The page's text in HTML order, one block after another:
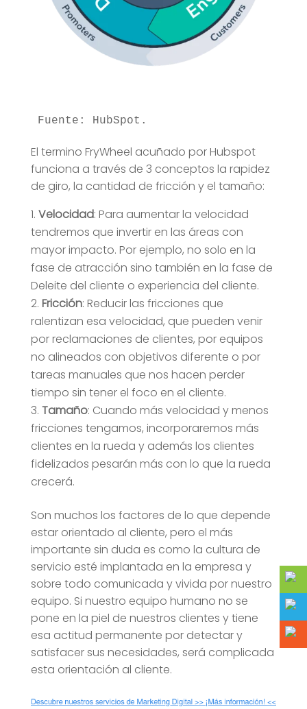
El termino FryWheel acuñado por Hubspot
funciona a través de 3 conceptos la rapidez
de giro, la cantidad de fricción y el tamaño:
Velocidad: Para aumentar la velocidad
tendremos que invertir en las áreas con
mayor impacto. Por ejemplo, no solo en la
fase de atracción sino también en la fase de
Deleite del cliente o experiencia del cliente.
Fricción: Reducir las fricciones que
ralentizan esa velocidad, que pueden venir
por reclamaciones de clientes, por equipos
no alineados con objetivos diferente o por
tareas manuales que nos hacen perder
tiempo sin tener el foco en el cliente.
Tamaño: Cuando más velocidad y menos
fricciones tengamos, incorporaremos más
clientes en la rueda y además los clientes
fidelizados pesarán más con lo que la rueda
crecerá.
Son muchos los factores de lo que depende
estar orientado al cliente, pero el más
importante sin duda es como la cultura de
servicio esté implantada en la empresa y
sobre todo comunicada y vivida por nuestro
equipo. Si nuestro equipo humano no se
pone en la piel de nuestros clientes y tiene
esa actitud permanente por detectar y
satisfacer sus necesidades, será complicada
esta orientación al cliente.